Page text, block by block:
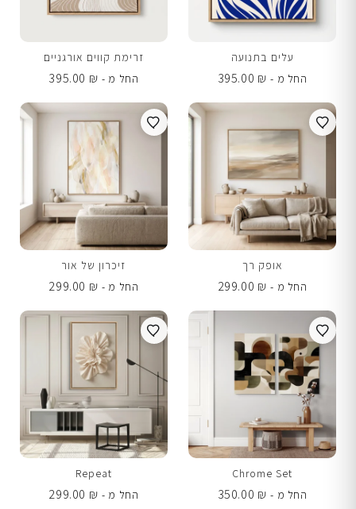
עלים בתנועה
החל מ -
395.00 ₪
זרימת קווים אורגניים
החל מ -
395.00 ₪
אופק רך
החל מ -
299.00 ₪
זיכרון של אור
החל מ -
299.00 ₪
Chrome Set
החל מ -
350.00 ₪
Repeat
החל מ -
299.00 ₪